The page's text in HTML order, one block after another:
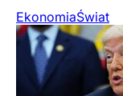
EkonomiaŚwiat